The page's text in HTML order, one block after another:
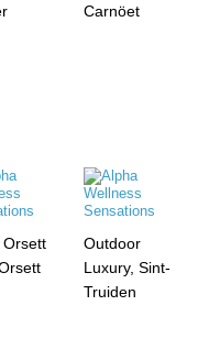
Carnöet
Orsett
Outdoor
Luxury, Sint-
Truiden